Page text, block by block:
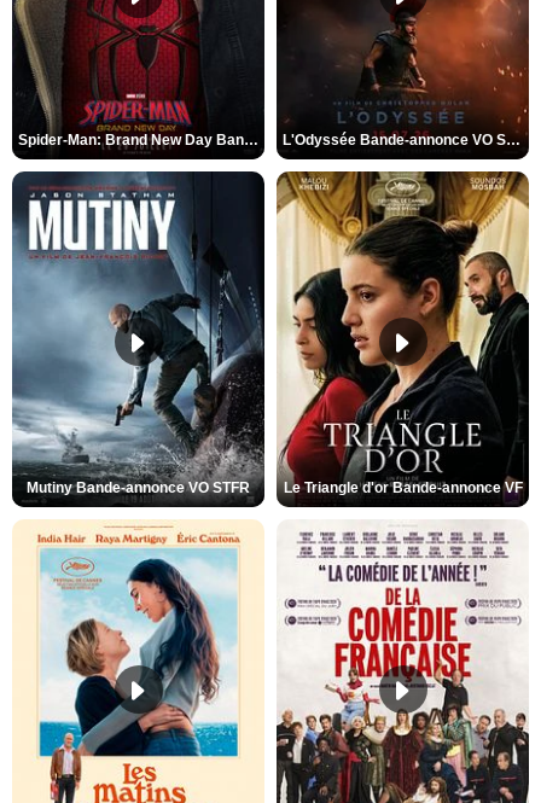
Spider-Man: Brand New Day Bande-annonce VO STFR L'Odyssée Bande-annonce VO STFR
Mutiny Bande-annonce VO STFR Le Triangle d'or Bande-annonce VF